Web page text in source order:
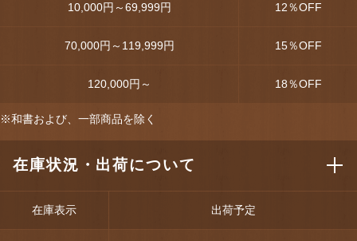
10,000円～69,999円 12％OFF
70,000円～119,999円 15％OFF
120,000円～ 18％OFF
※和書および、一部商品を除く
在庫状況・出荷について
在庫表示 出荷予定